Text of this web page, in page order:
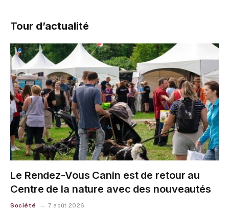
Tour d’actualité
Le Rendez-Vous Canin est de retour au
Centre de la nature avec des nouveautés
Société 7 août 2026